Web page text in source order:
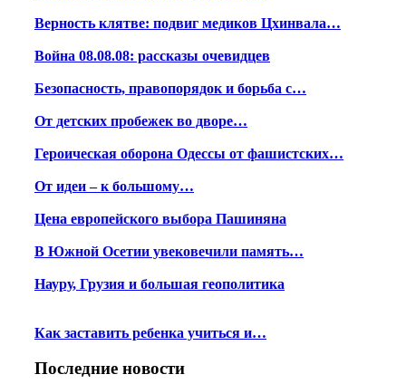
Верность клятве: подвиг медиков Цхинвала…
Война 08.08.08: рассказы очевидцев
Безопасность, правопорядок и борьба с…
От детских пробежек во дворе…
Героическая оборона Одессы от фашистских…
От идеи – к большому…
Цена европейского выбора Пашиняна
В Южной Осетии увековечили память…
Науру, Грузия и большая геополитика
Как заставить ребенка учиться и…
Последние новости